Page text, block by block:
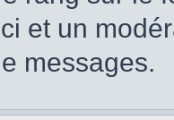
et un
messages.